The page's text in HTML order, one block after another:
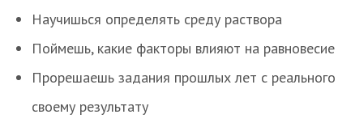
Научишься определять среду раствора
Поймешь, какие факторы влияют на равновесие
Прорешаешь задания прошлых лет с
своему результату